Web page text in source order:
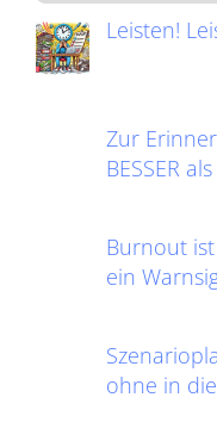
Leisten!
Zur
BESSER
Burnout
ein
ohne in